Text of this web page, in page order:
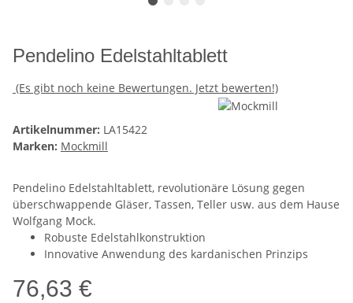
Pendelino Edelstahltablett
(Es gibt noch keine Bewertungen. Jetzt bewerten!)
Artikelnummer: LA15422
Marken: Mockmill
Pendelino Edelstahltablett, revolutionäre Lösung gegen
überschwappende Gläser, Tassen, Teller usw. aus dem Hause
Wolfgang Mock.
Robuste Edelstahlkonstruktion
Innovative Anwendung des kardanischen Prinzips
76,63 €